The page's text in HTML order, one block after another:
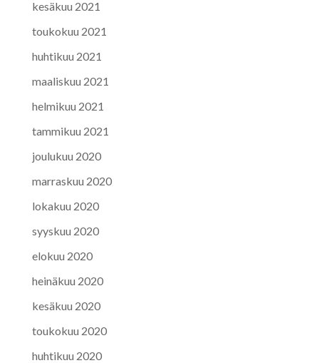
kesäkuu 2021
toukokuu 2021
huhtikuu 2021
maaliskuu 2021
helmikuu 2021
tammikuu 2021
joulukuu 2020
marraskuu 2020
lokakuu 2020
syyskuu 2020
elokuu 2020
heinäkuu 2020
kesäkuu 2020
toukokuu 2020
huhtikuu 2020